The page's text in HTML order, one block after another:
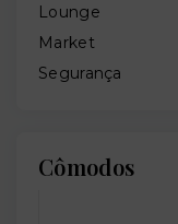
Lounge
Market
Segurança
Cômodos